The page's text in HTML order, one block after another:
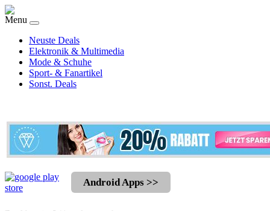
Menu
Neuste Deals
Elektronik & Multimedia
Mode & Schuhe
Sport- & Fanartikel
Sonst. Deals
Android Apps >>